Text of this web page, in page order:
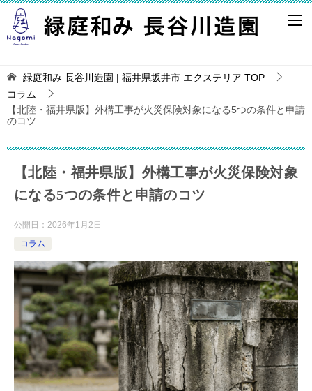
緑庭和み 長谷川造園 | 福井県坂井市 エクステリア TOP
コラム
【北陸・福井県版】外構工事が火災保険対象になる5つの条件と申請
のコツ
【北陸・福井県版】外構工事が火災保険対象
になる5つの条件と申請のコツ
公開日： 2026年1月2日
コラム